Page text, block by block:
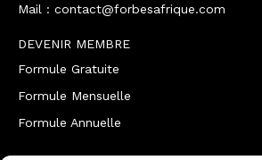
Mail : contact@forbesafrique.com
DEVENIR MEMBRE
Formule Gratuite
Formule Mensuelle
Formule Annuelle